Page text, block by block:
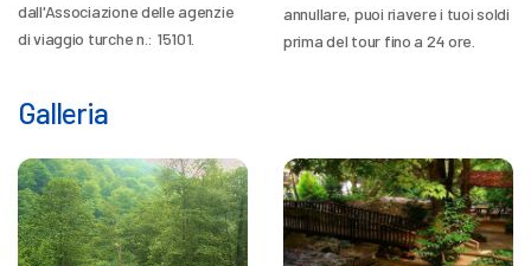
dall'Associazione delle agenzie
di viaggio turche n.: 15101.
annullare, puoi riavere i tuoi soldi
prima del tour fino a 24 ore.
Galleria